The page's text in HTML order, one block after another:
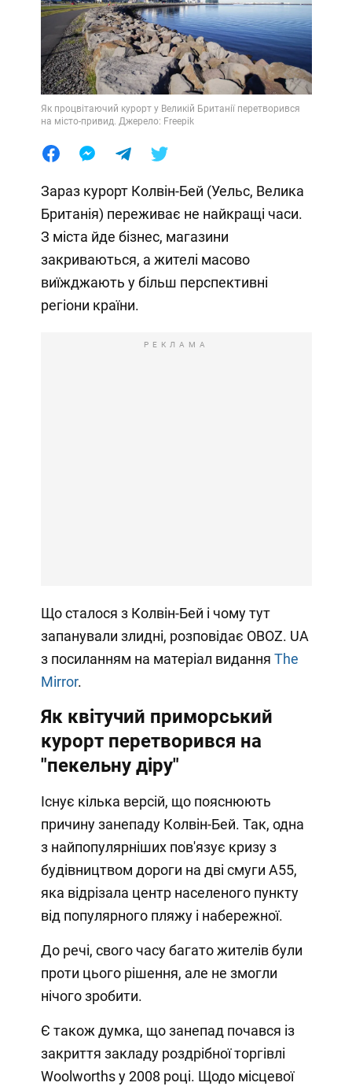
Як процвітаючий курорт у Великій Британії перетворився
на місто-привид. Джерело: Freepik
Зараз курорт Колвін-Бей (Уельс, Велика
Британія) переживає не найкращі часи.
З міста йде бізнес, магазини
закриваються, а жителі масово
виїжджають у більш перспективні
регіони країни.
РЕКЛАМА
Що сталося з Колвін-Бей і чому тут
запанували злидні, розповідає OBOZ. UA
з посиланням на матеріал видання The
Mirror.
Як квітучий приморський
курорт перетворився на
"пекельну діру"
Існує кілька версій, що пояснюють
причину занепаду Колвін-Бей. Так, одна
з найпопулярніших пов'язує кризу з
будівництвом дороги на дві смуги А55,
яка відрізала центр населеного пункту
від популярного пляжу і набережної.
До речі, свого часу багато жителів були
проти цього рішення, але не змогли
нічого зробити.
Є також думка, що занепад почався із
закриття закладу роздрібної торгівлі
Woolworths у 2008 році. Щодо місцевої